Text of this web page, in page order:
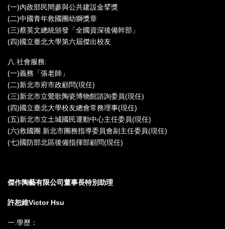
(一)內政部民間參與公共建設金擘獎
(二)中國青年救國團幼獅獎章
(三)蔡英文總統頒發「全國資深後備幹部」
(四)國立臺北大學第六屆傑出校友
八.社會服務:
(一)義務「張老師」
(二)新北市府市政顧問(現任)
(三)新北市立鶯歌陶瓷博物館諮詢委員(現任)
(四)國立臺北大學校友總會常務理事(現任)
(五)新北市立土城國民運動中心主任委員(現任)
(六)救國團 新北市團務指導委員會副主任委員(現任)
(七)國防部北區後備指揮部顧問(現任)
傑作陶藝有限公司董事長特別助理
許恕維Victor Hsu
一.學歷：